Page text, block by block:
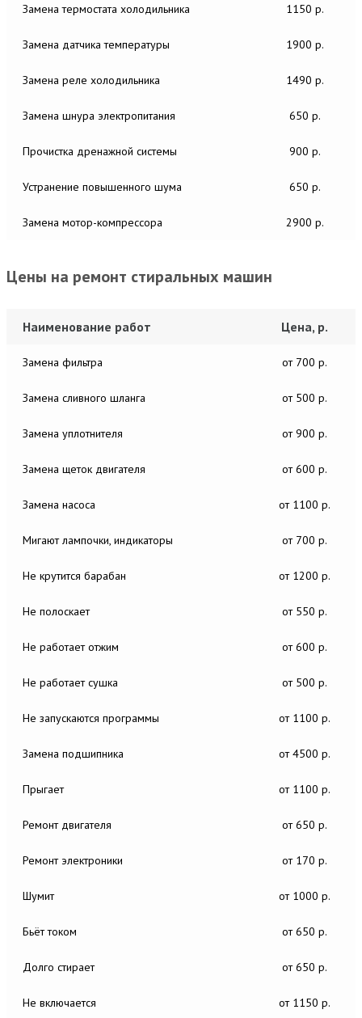
Замена термостата холодильника 1150 р.
Замена датчика температуры 1900 р.
Замена реле холодильника 1490 р.
Замена шнура электропитания 650 р.
Прочистка дренажной системы 900 р.
Устранение повышенного шума 650 р.
Замена мотор-компрессора 2900 р.
Цены на ремонт стиральных машин
Наименование работ Цена, р.
Замена фильтра от 700 р.
Замена сливного шланга от 500 р.
Замена уплотнителя от 900 р.
Замена щеток двигателя от 600 р.
Замена насоса от 1100 р.
Мигают лампочки, индикаторы от 700 р.
Не крутится барабан от 1200 р.
Не полоскает от 550 р.
Не работает отжим от 600 р.
Не работает сушка от 500 р.
Не запускаются программы от 1100 р.
Замена подшипника от 4500 р.
Прыгает от 1100 р.
Ремонт двигателя от 650 р.
Ремонт электроники от 170 р.
Шумит от 1000 р.
Бьёт током от 650 р.
Долго стирает от 650 р.
Не включается от 1150 р.